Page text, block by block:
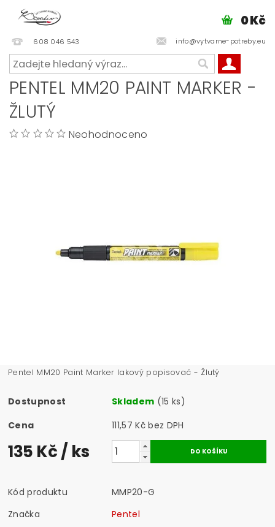
608 046 543 info@vytvarne-potreby.eu
0 Kč
PENTEL MM20 PAINT MARKER -
ŽLUTÝ
Neohodnoceno
Pentel MM20 Paint Marker lakový popisovač - Žlutý
Dostupnost Skladem (15 ks)
Cena
111,57 Kč bez DPH
135 Kč/ ks
Kód produktu
MMP20-G
Značka
Pentel